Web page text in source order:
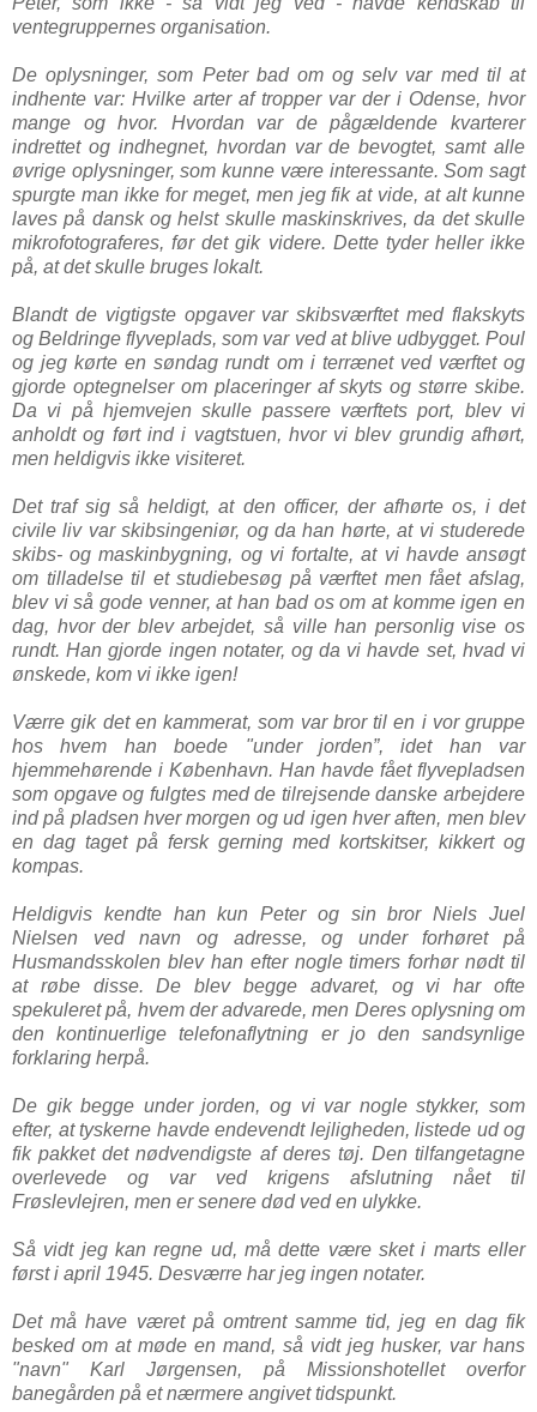
ventegruppernes organisation.
De oplysninger, som Peter bad om og selv var med til at
indhente var: Hvilke arter af tropper var der i Odense, hvor
mange og hvor. Hvordan var de pågældende kvarterer
indrettet og indhegnet, hvordan var de bevogtet, samt alle
øvrige oplysninger, som kunne være interessante. Som sagt
spurgte man ikke for meget, men jeg fik at vide, at alt kunne
laves på dansk og helst skulle maskinskrives, da det skulle
mikrofotograferes, før det gik videre. Dette tyder heller ikke
på, at det skulle bruges lokalt.
Blandt de vigtigste opgaver var skibsværftet med flakskyts
og Beldringe flyveplads, som var ved at blive udbygget. Poul
og jeg kørte en søndag rundt om i terrænet ved værftet og
gjorde optegnelser om placeringer af skyts og større skibe.
Da vi på hjemvejen skulle passere værftets port, blev vi
anholdt og ført ind i vagtstuen, hvor vi blev grundig afhørt,
men heldigvis ikke visiteret.
Det traf sig så heldigt, at den officer, der afhørte os, i det
civile liv var skibsingeniør, og da han hørte, at vi studerede
skibs- og maskinbygning, og vi fortalte, at vi havde ansøgt
om tilladelse til et studiebesøg på værftet men fået afslag,
blev vi så gode venner, at han bad os om at komme igen en
dag, hvor der blev arbejdet, så ville han personlig vise os
rundt. Han gjorde ingen notater, og da vi havde set, hvad vi
ønskede, kom vi ikke igen!
Værre gik det en kammerat, som var bror til en i vor gruppe
hos hvem han boede "under jorden”, idet han var
hjemmehørende i København. Han havde fået flyvepladsen
som opgave og fulgtes med de tilrejsende danske arbejdere
ind på pladsen hver morgen og ud igen hver aften, men blev
en dag taget på fersk gerning med kortskitser, kikkert og
kompas.
Heldigvis kendte han kun Peter og sin bror Niels Juel
Nielsen ved navn og adresse, og under forhøret på
Husmandsskolen blev han efter nogle timers forhør nødt til
at røbe disse. De blev begge advaret, og vi har ofte
spekuleret på, hvem der advarede, men Deres oplysning om
den kontinuerlige telefonaflytning er jo den sandsynlige
forklaring herpå.
De gik begge under jorden, og vi var nogle stykker, som
efter, at tyskerne havde endevendt lejligheden, listede ud og
fik pakket det nødvendigste af deres tøj. Den tilfangetagne
overlevede og var ved krigens afslutning nået til
Frøslevlejren, men er senere død ved en ulykke.
Så vidt jeg kan regne ud, må dette være sket i marts eller
først i april 1945. Desværre har jeg ingen notater.
Det må have været på omtrent samme tid, jeg en dag fik
besked om at møde en mand, så vidt jeg husker, var hans
"navn" Karl Jørgensen, på Missionshotellet overfor
banegården på et nærmere angivet tidspunkt.